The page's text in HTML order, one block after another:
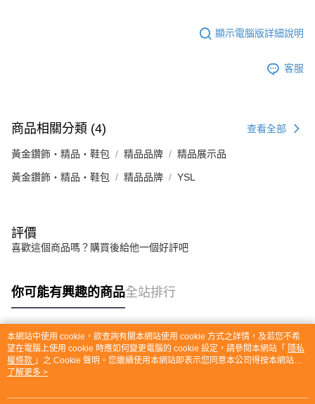
顯示電腦版詳細說明
客服
商品相關分類 (4) 查看全部
黃金鑽飾・精品・鞋包 精品品牌 精品展示品
黃金鑽飾・精品・鞋包 精品品牌 YSL
評價
喜歡這個商品嗎？購買後給他一個好評吧
你可能有興趣的商品全站排行
熱門標籤
本網站中使用 cookie，欲查詢有關本網站使用 cookie 方式之詳情，及若您不希
望在電腦上使用 cookie 時應如何變更電腦的 cookie 設定，請參閱本網站「 隱私
權條款 」之 Cookie 聲明。您繼續使用本網站即表示您同意本公司得按本網站使
用條款之 Cookie 聲明使用 cookie。
了解更多 >